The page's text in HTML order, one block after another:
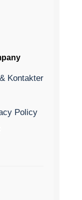
Kontakter
Policy